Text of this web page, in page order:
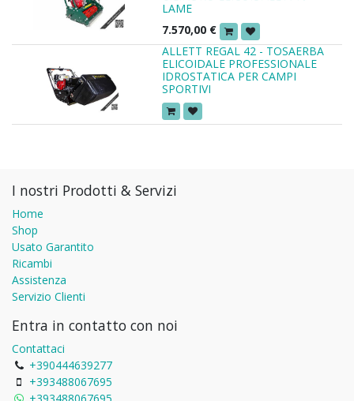
LAME
7.570,00 €
ALLETT REGAL 42 - TOSAERBA
ELICOIDALE PROFESSIONALE
IDROSTATICA PER CAMPI
SPORTIVI
I nostri Prodotti & Servizi
Home
Shop
Usato Garantito
Ricambi
Assistenza
Servizio Clienti
Entra in contatto con noi
Contattaci
+390444639277
+393488067695